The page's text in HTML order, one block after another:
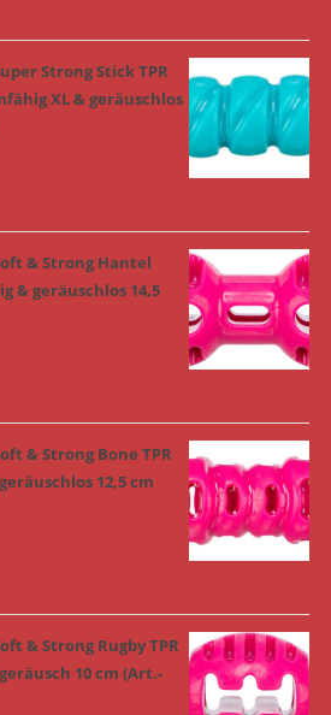
Strong Stick TPR
XL & geräuschlos
& Strong Hantel
& geräuschlos 14,5
& Strong Bone TPR
12,5 cm
& Strong Rugby TPR
10 cm (Art.-